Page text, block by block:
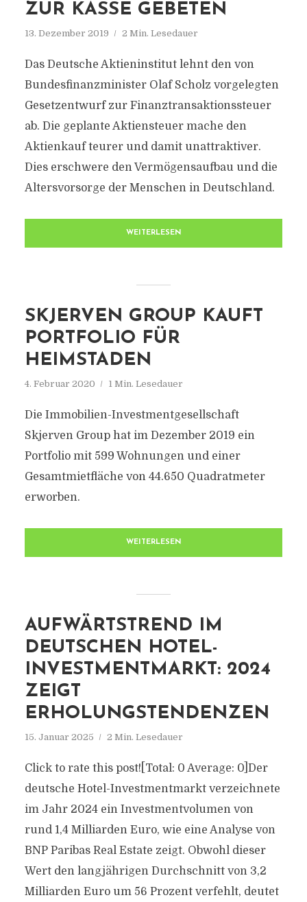
ZUR KASSE GEBETEN
13. Dezember 2019 2 Min. Lesedauer
Das Deutsche Aktieninstitut lehnt den von
Bundesfinanzminister Olaf Scholz vorgelegten
Gesetzentwurf zur Finanztransaktionssteuer
ab. Die geplante Aktiensteuer mache den
Aktienkauf teurer und damit unattraktiver.
Dies erschwere den Vermögensaufbau und die
Altersvorsorge der Menschen in Deutschland.
WEITERLESEN
SKJERVEN GROUP KAUFT
PORTFOLIO FÜR
HEIMSTADEN
4. Februar 2020 1 Min. Lesedauer
Die Immobilien-Investmentgesellschaft
Skjerven Group hat im Dezember 2019 ein
Portfolio mit 599 Wohnungen und einer
Gesamtmietfläche von 44.650 Quadratmeter
erworben.
WEITERLESEN
AUFWÄRTSTREND IM
DEUTSCHEN HOTEL-
INVESTMENTMARKT: 2024
ZEIGT
ERHOLUNGSTENDENZEN
15. Januar 2025 2 Min. Lesedauer
Click to rate this post![Total: 0 Average: 0]Der
deutsche Hotel-Investmentmarkt verzeichnete
im Jahr 2024 ein Investmentvolumen von
rund 1,4 Milliarden Euro, wie eine Analyse von
BNP Paribas Real Estate zeigt. Obwohl dieser
Wert den langjährigen Durchschnitt von 3,2
Milliarden Euro um 56 Prozent verfehlt, deutet